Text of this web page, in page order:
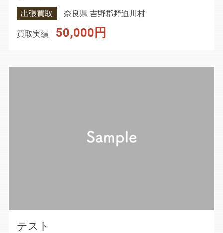
出張買取 奈良県 吉野郡野迫川村
買取実績 50,000円
テスト